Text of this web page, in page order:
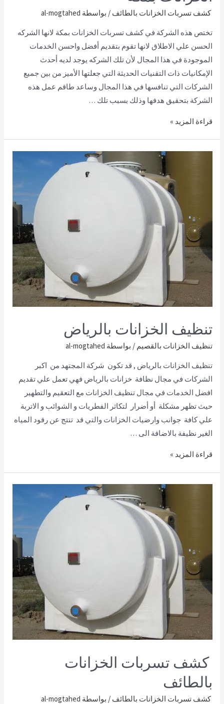
كشف تسربات الخزانات بالطائف / بواسطة al-mogtahed
تختص هذه الشركة في كشف تسربات الخزانات بمكة لانها الشركه
الحسن علي الاطلاق لانها تقوم بتقديم أفضل واحسن الخدمات
الموجودة في هذا المجال لأن تلك الشركه يوجد لديه أحدث
الإمكانيات ذات التقنيات الحديثة التي جعلتها الأميز من بين جميع
الشركات التي تنافسها في هذا المجال وساعد طاقم عمل هذه
الشركة بتحقيق هدفها وذلك بسبب تلك …
قراءة المزيد »
تنظيف الخزانات بالرياض
تنظيف الخزانات بالقصيم / بواسطة al-mogtahed
تنظيف الخزانات بالرياض , قد تكون شركة المجتهد من اكبر
الشركات في مجال نظافة خزانات بالرياض فهي تعمل علي تقديم
افضل الخدمات في مجال تنظيف الخزانات مع التعقيم والتطهير
حيث تظهر مشكلة أو أضرار لتكاثر الفطريات و الشوائب و الاتربة
علي كافة جوانب وارضيات الخزانات والتي قد تنتج عن رقود المياه
الغير نظيفة بالاضافة الى …
قراءة المزيد »
كشف تسربات الخزانات
بالطائف
كشف تسربات الخزانات بالطائف / بواسطة al-mogtahed